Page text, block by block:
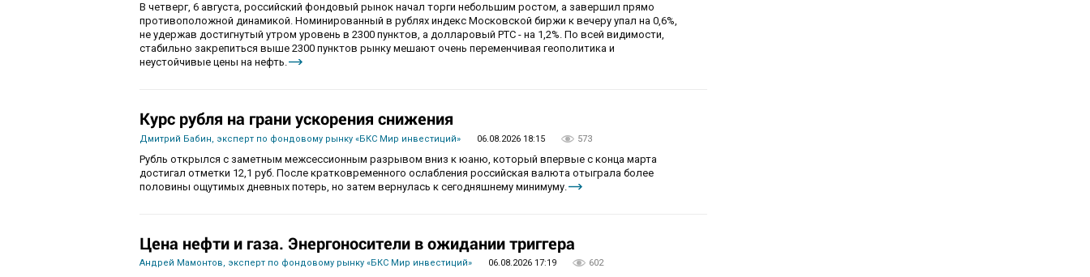
В четверг, 6 августа, российский фондовый рынок начал торги небольшим ростом, а завершил прямо
противоположной динамикой. Номинированный в рублях индекс Московской биржи к вечеру упал на 0,6%,
не удержав достигнутый утром уровень в 2300 пунктов, а долларовый РТС - на 1,2%. По всей видимости,
стабильно закрепиться выше 2300 пунктов рынку мешают очень переменчивая геополитика и
неустойчивые цены на нефть.
Курс рубля на грани ускорения снижения
Дмитрий Бабин, эксперт по фондовому рынку «БКС Мир инвестиций» 06.08.2026 18:15 573
Рубль открылся с заметным межсессионным разрывом вниз к юаню, который впервые с конца марта
достигал отметки 12,1 руб. После кратковременного ослабления российская валюта отыграла более
половины ощутимых дневных потерь, но затем вернулась к сегодняшнему минимуму.
Цена нефти и газа. Энергоносители в ожидании триггера
Андрей Мамонтов, эксперт по фондовому рынку «БКС Мир инвестиций» 06.08.2026 17:19 602